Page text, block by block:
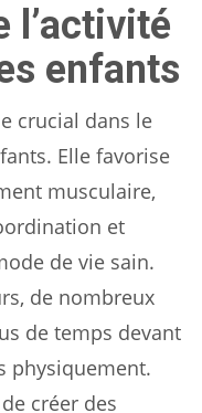
l’activité
enfants
crucial dans le
Elle favorise
musculaire,
et
de vie sain.
de nombreux
de temps devant
physiquement.
créer des